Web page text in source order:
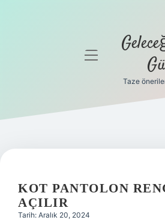
Gizlilik
Hakkımızda
menüyü
Taze
KOT PANTOLON
AÇILIR
Tarih: Aralık 20, 2024